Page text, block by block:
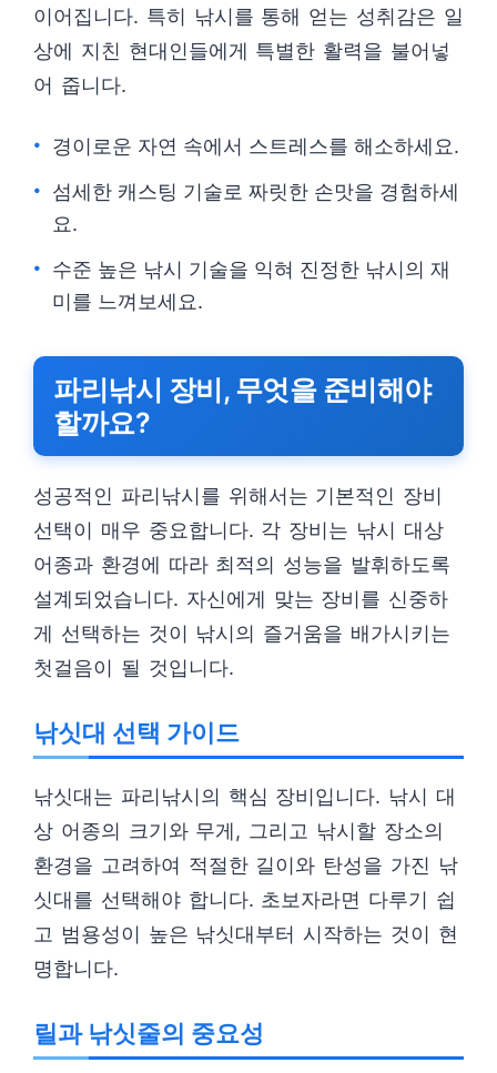
이어집니다. 특히 낚시를 통해 얻는 성취감은 일
상에 지친 현대인들에게 특별한 활력을 불어넣
어 줍니다.
경이로운 자연 속에서 스트레스를 해소하세요.
섬세한 캐스팅 기술로 짜릿한 손맛을 경험하세
요.
수준 높은 낚시 기술을 익혀 진정한 낚시의 재
미를 느껴보세요.
파리낚시 장비, 무엇을 준비해야
할까요?
성공적인 파리낚시를 위해서는 기본적인 장비
선택이 매우 중요합니다. 각 장비는 낚시 대상
어종과 환경에 따라 최적의 성능을 발휘하도록
설계되었습니다. 자신에게 맞는 장비를 신중하
게 선택하는 것이 낚시의 즐거움을 배가시키는
첫걸음이 될 것입니다.
낚싯대 선택 가이드
낚싯대는 파리낚시의 핵심 장비입니다. 낚시 대
상 어종의 크기와 무게, 그리고 낚시할 장소의
환경을 고려하여 적절한 길이와 탄성을 가진 낚
싯대를 선택해야 합니다. 초보자라면 다루기 쉽
고 범용성이 높은 낚싯대부터 시작하는 것이 현
명합니다.
릴과 낚싯줄의 중요성